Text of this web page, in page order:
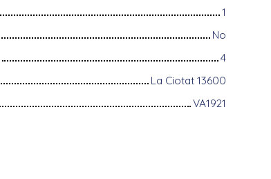
1
No
4
La Ciotat 13600
VA1921